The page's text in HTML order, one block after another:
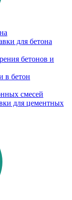
для бетона
бетонов и
в бетон
смесей
для цементных